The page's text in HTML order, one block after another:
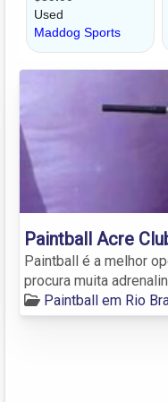
Paintball Acre
Paintball é a melhor
procura muita
Paintball em Rio